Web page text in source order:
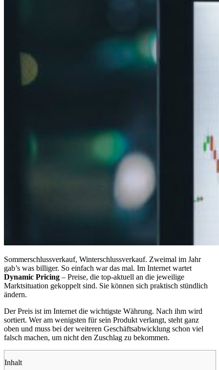
Sommerschlussverkauf, Winterschlussverkauf. Zweimal im Jahr
gab’s was billiger. So einfach war das mal. Im Internet wartet
Dynamic Pricing – Preise, die top-aktuell an die jeweilige
Marktsituation gekoppelt sind. Sie können sich praktisch stündlich
ändern.
Der Preis ist im Internet die wichtigste Währung. Nach ihm wird
sortiert. Wer am wenigsten für sein Produkt verlangt, steht ganz
oben und muss bei der weiteren Geschäftsabwicklung schon viel
falsch machen, um nicht den Zuschlag zu bekommen.
Inhalt